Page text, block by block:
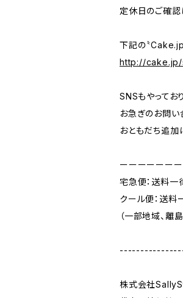
定休日のご確
下記の〝
http://
SNSもやってお
お急ぎのお問い
おともだち追
ーーーーーー
宅急便：送料
クール便：送料
（一部地域、離
株式会社